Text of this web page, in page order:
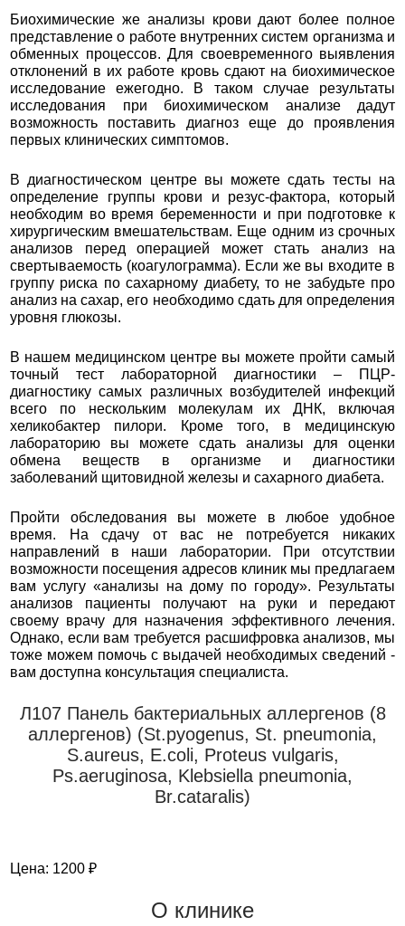
Биохимические же анализы крови дают более полное
представление о работе внутренних систем организма и
обменных процессов. Для своевременного выявления
отклонений в их работе кровь сдают на биохимическое
исследование ежегодно. В таком случае результаты
исследования при биохимическом анализе дадут
возможность поставить диагноз еще до проявления
первых клинических симптомов.
В диагностическом центре вы можете сдать тесты на
определение группы крови и резус-фактора, который
необходим во время беременности и при подготовке к
хирургическим вмешательствам. Еще одним из срочных
анализов перед операцией может стать анализ на
свертываемость (коагулограмма). Если же вы входите в
группу риска по сахарному диабету, то не забудьте про
анализ на сахар, его необходимо сдать для определения
уровня глюкозы.
В нашем медицинском центре вы можете пройти самый
точный тест лабораторной диагностики – ПЦР-
диагностику самых различных возбудителей инфекций
всего по нескольким молекулам их ДНК, включая
хеликобактер пилори. Кроме того, в медицинскую
лабораторию вы можете сдать анализы для оценки
обмена веществ в организме и диагностики
заболеваний щитовидной железы и сахарного диабета.
Пройти обследования вы можете в любое удобное
время. На сдачу от вас не потребуется никаких
направлений в наши лаборатории. При отсутствии
возможности посещения адресов клиник мы предлагаем
вам услугу «анализы на дому по городу». Результаты
анализов пациенты получают на руки и передают
своему врачу для назначения эффективного лечения.
Однако, если вам требуется расшифровка анализов, мы
тоже можем помочь с выдачей необходимых сведений -
вам доступна консультация специалиста.
Л107 Панель бактериальных аллергенов (8
аллергенов) (St.pyogenus, St. pneumonia,
S.aureus, E.coli, Proteus vulgaris,
Ps.aeruginosa, Klebsiella pneumonia,
Br.cataralis)
Цена: 1200 ₽
О клинике